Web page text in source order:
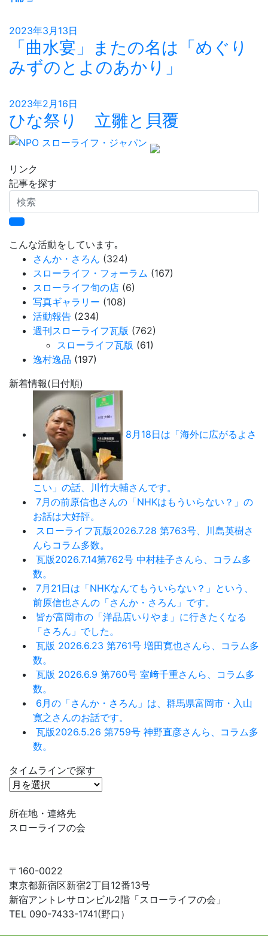
2023年3月13日
「曲水宴」またの名は「めぐり
みずのとよのあかり」
2023年2月16日
ひな祭り 立雛と貝覆
リンク
記事を探す
検
索
こんな活動をしています｡
さんか・さろん (324)
スローライフ・フォーラム (167)
スローライフ旬の店 (6)
写真ギャラリー (108)
活動報告 (234)
週刊スローライフ瓦版 (762)
スローライフ瓦版 (61)
逸村逸品 (197)
新着情報(日付順)
8月18日は「海外に広がるよさ
こい」の話、川竹大輔さんです。
7月の前原信也さんの「NHKはもういらない？」の
お話は大好評。
スローライフ瓦版2026.7.28 第763号、川島英樹さ
んらコラム多数。
瓦版2026.7.14第762号 中村桂子さんら、コラム多
数。
7月21日は「NHKなんてもういらない？」という、
前原信也さんの「さんか・さろん」です。
皆が富岡市の「洋品店いりやま」に行きたくなる
「さろん」でした。
瓦版 2026.6.23 第761号 増田寛也さんら、コラム多
数。
瓦版 2026.6.9 第760号 室﨑千重さんら、コラム多
数。
6月の「さんか・さろん」は、群馬県富岡市・入山
寛之さんのお話です。
瓦版2026.5.26 第759号 神野直彦さんら、コラム多
数。
タイムラインで探す
タ
ム
ラ
で
探
す
所在地・連絡先
スローライフの会
〒160-0022
東京都新宿区新宿2丁目12番13号
新宿アントレサロンビル2階「スローライフの会」
TEL 090-7433-1741(野口）